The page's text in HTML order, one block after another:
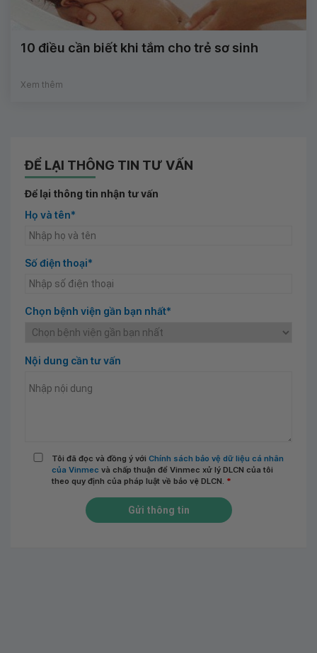
10 điều cần biết khi tắm cho trẻ sơ sinh
Xem thêm
ĐỂ LẠI THÔNG TIN TƯ VẤN
Để lại thông tin nhận tư vấn
Họ và tên*
Số điện thoại*
Chọn bệnh viện gần bạn nhất*
Nội dung cần tư vấn
Tôi đã đọc và đồng ý với Chính sách bảo vệ dữ liệu cá nhân
của Vinmec và chấp thuận để Vinmec xử lý DLCN của tôi
theo quy định của pháp luật về bảo vệ DLCN. *
Gửi thông tin